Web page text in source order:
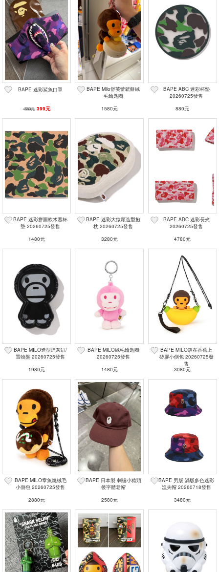
BAPE 迷彩鯊魚口罩
1580元 399元
BAPE Milo舒芙蕾鬆餅絨
毛鑰匙圈
1580元
BAPE ABC 迷彩杯墊
20260725發售
880元
BAPE 迷彩拼圖軟木塞杯
墊 20260725發售
1480元
BAPE 迷彩大猿頭造型抱
枕 20260725發售
3280元
BAPE ABC 迷彩長夾
20260725發售
4780元
BAPE MILO造型煙灰缸/
置物盤 20260725發售
1980元
BAPE MILO絨毛鑰匙圈
20260725發售
1480元
BAPE MILO趴在香蕉上
矽膠小側包 20260725發
售
3080元
BAPE MILO章魚燒絨毛
小側包 20260725發售
2880元
BAPE 日本製 刺繡小猿頭
後字體老帽
2580元
BAPE 男版 滿版多色迷彩
漁夫帽 20260718發售
3480元